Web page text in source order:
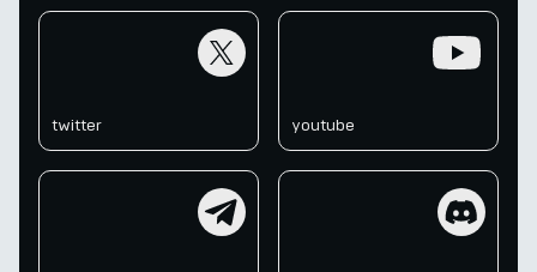
twitter youtube